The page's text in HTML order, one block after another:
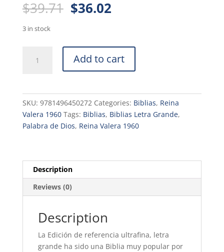
$39.71 Original
price
$39.71.
$36.02Current
price
$36.02.
3 in stock
Grande
RV1960
índice
quantity
Add to cart
SKU: 9781496450272 Categories: Biblias, Reina
Valera 1960 Tags: Biblias, Biblias Letra Grande,
Palabra de Dios, Reina Valera 1960
Description
Reviews (0)
Description
La Edición de referencia ultrafina, letra
grande ha sido una Biblia muy popular por